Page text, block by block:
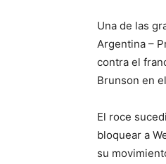
Una de las
Argentina –
contra el
Brunson en
El roce
bloquear a
su